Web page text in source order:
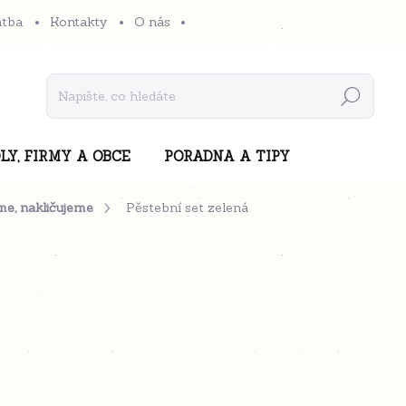
Kontakty O nás
Hledat
FIRMY A OBCE PORADNA A TIPY
nakličujeme Pěstební set zelená